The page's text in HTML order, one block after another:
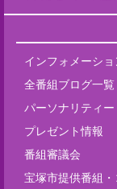
インフォメーショ
全番組ブログ一覧
パーソナリティー
プレゼント情報
番組審議会
宝塚市提供番組・